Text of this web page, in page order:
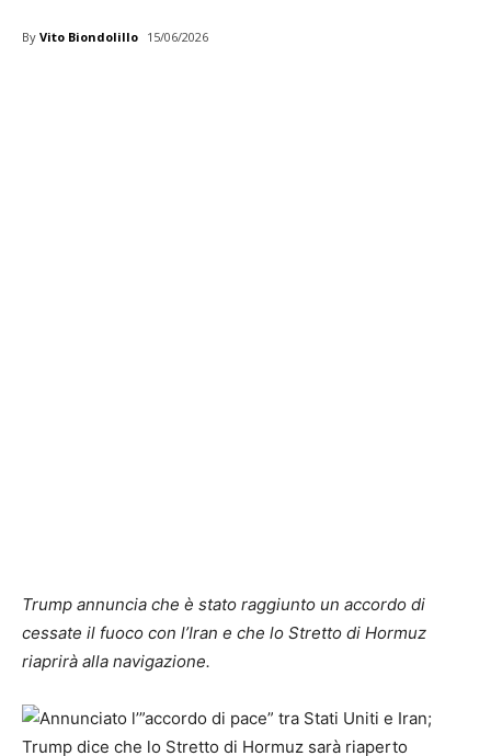
By Vito Biondolillo 15/06/2026
Trump annuncia che è stato raggiunto un accordo di
cessate il fuoco con l’Iran e che lo Stretto di Hormuz
riaprirà alla navigazione.